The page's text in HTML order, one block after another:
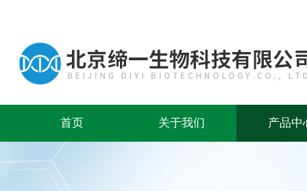
首页 关于我们 产品中